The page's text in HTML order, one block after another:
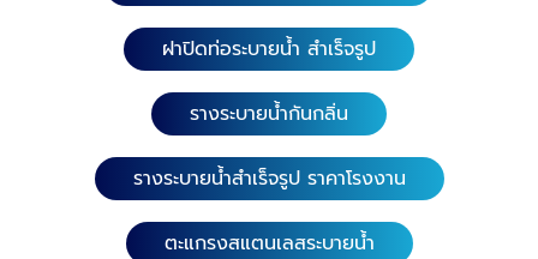
ฝาปิดท่อระบายน้ำ สำเร็จรูป
รางระบายน้ำกันกลิ่น
รางระบายน้ำสำเร็จรูป ราคาโรงงาน
ตะแกรงสแตนเลสระบายน้ำ